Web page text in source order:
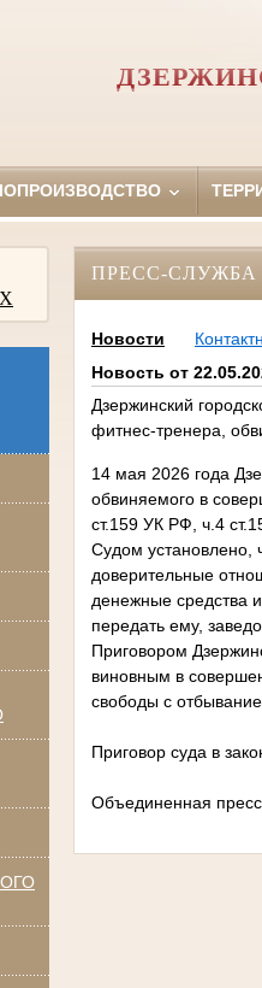
ПРЕСС-СЛУЖБА
Новости
Новость от
Дзержинский
фитнес-тренера,
14 мая 2026 года
обвиняемого в
ст.159 УК РФ, ч.4
Судом установлено,
доверительные
денежные средства
передать ему,
Приговором
виновным в
свободы с
Приговор суда в
Объединенная